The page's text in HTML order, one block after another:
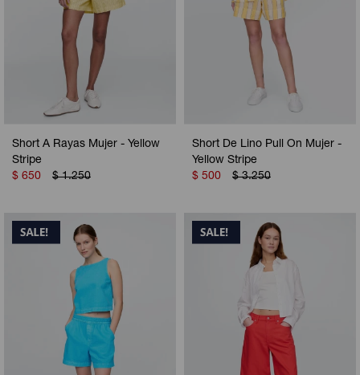
Short A Rayas Mujer - Yellow
Stripe
$ 650 $ 1.250
Short De Lino Pull On Mujer -
Yellow Stripe
$ 500 $ 3.250